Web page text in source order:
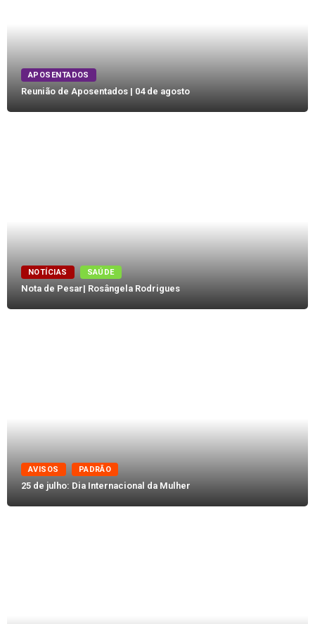
APOSENTADOS
Reunião de Aposentados | 04 de agosto
NOTÍCIAS SAÚDE
Nota de Pesar| Rosângela Rodrigues
AVISOS PADRÃO
25 de julho: Dia Internacional da Mulher